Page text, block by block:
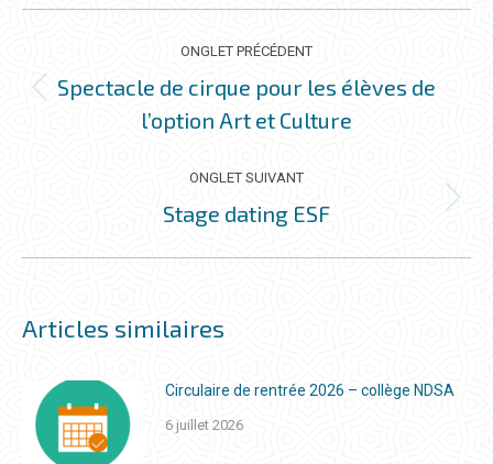
NAVIGATION
DE
COMMENTAIRE
ONGLET PRÉCÉDENT
Onglet
précédent
Spectacle de cirque pour les élèves de
l’option Art et Culture
ONGLET SUIVANT
Onglet
Stage dating ESF
Articles similaires
Circulaire de rentrée 2026 – collège NDSA
6 juillet 2026